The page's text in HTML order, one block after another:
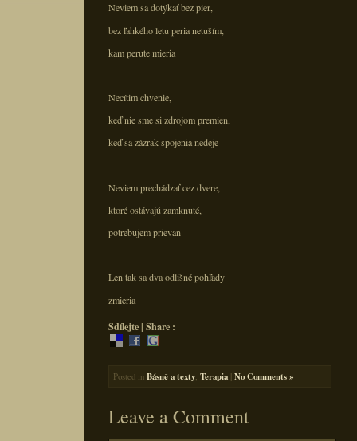
Neviem sa dotýkať bez pier,
bez ľahkého letu peria netuším,
kam perute mieria
Necítim chvenie,
keď nie sme si zdrojom premien,
keď sa zázrak spojenia nedeje
Neviem prechádzať cez dvere,
ktoré ostávajú zamknuté,
potrebujem prievan
Len tak sa dva odlišné pohľady
zmieria
Sdílejte | Share :
Posted in Básně a texty Terapia |No Comments »
Leave a Comment